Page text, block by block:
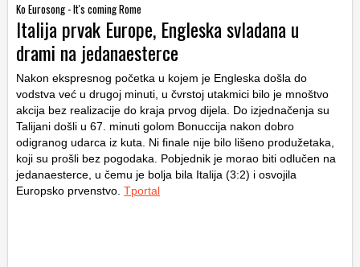
Ko Eurosong - It's coming Rome
Italija prvak Europe, Engleska svladana u
drami na jedanaesterce
Nakon ekspresnog početka u kojem je Engleska došla do
vodstva već u drugoj minuti, u čvrstoj utakmici bilo je mnoštvo
akcija bez realizacije do kraja prvog dijela. Do izjednačenja su
Talijani došli u 67. minuti golom Bonuccija nakon dobro
odigranog udarca iz kuta. Ni finale nije bilo lišeno produžetaka,
koji su prošli bez pogodaka. Pobjednik je morao biti odlučen na
jedanaesterce, u čemu je bolja bila Italija (3:2) i osvojila
Europsko prvenstvo. Tportal